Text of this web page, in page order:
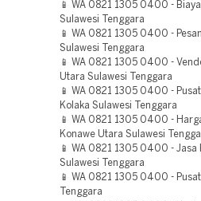
📱 WA 0821 1305 0400 -
Sulawesi Tenggara
📱 WA 0821 1305 0400 -
Sulawesi Tenggara
📱 WA 0821 1305 0400 -
Utara Sulawesi Tenggara
📱 WA 0821 1305 0400 -
Kolaka Sulawesi Tenggara
📱 WA 0821 1305 0400 -
Konawe Utara Sulawesi
📱 WA 0821 1305 0400 - Jasa
Sulawesi Tenggara
📱 WA 0821 1305 0400 -
Tenggara